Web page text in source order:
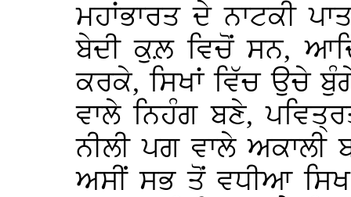
ਮਹਾਂਭਾਰਤ ਦੇ ਨਾਟਕੀ
ਬੇਦੀ ਕੁਲ਼ ਵਿਚੋਂ ਸਨ,
ਕਰਕੇ, ਸਿਖਾਂ ਵਿੱਚ ਉਚੇ
ਵਾਲੇ ਨਿਹੰਗ ਬਣੇ,
ਨੀਲੀ ਪਗ ਵਾਲੇ ਅਕਾਲੀ
ਅਸੀਂ ਸਭ ਤੋਂ ਵਧੀਆ